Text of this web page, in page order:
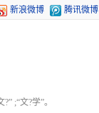
新浪微博 腾讯微博
;“文?学”。